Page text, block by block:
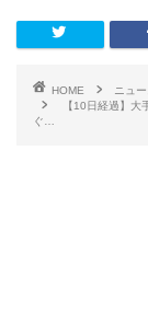
HOME ニュ
【10日経過】
ぐ…